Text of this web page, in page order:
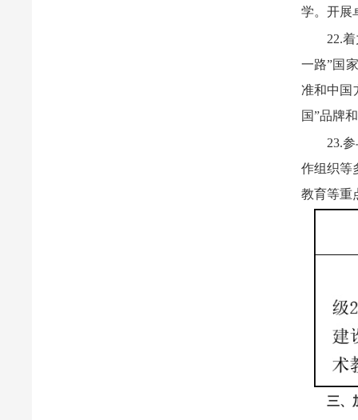
学。开展
22.
一路”国
准和中国
国”品牌
23.
作组织等
教育等重
三、